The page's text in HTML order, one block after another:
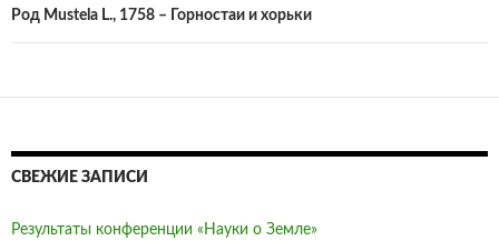
записям
Род Mustela L., 1758 – Горностаи и хорьки
СВЕЖИЕ ЗАПИСИ
Результаты конференции «Науки о Земле»